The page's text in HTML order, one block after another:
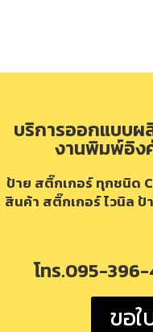
บริการออกแบบผ
งานพิมพ์อิง
ป้าย สติ๊กเกอร์ ทุกชนิด
สินค้า สติ๊กเกอร์ ไวนิล ป้
โทร.095-
ขอใ